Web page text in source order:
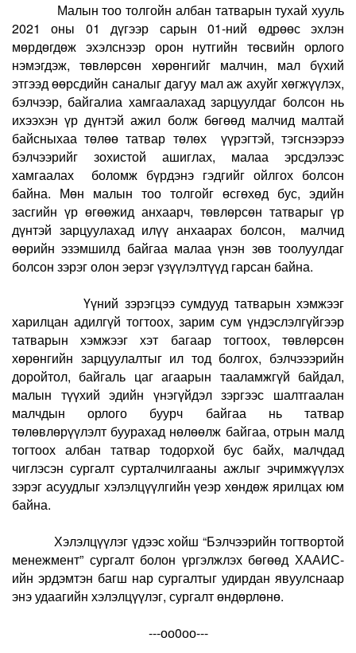
Малын тоо толгойн албан татварын тухай хууль
2021 оны 01 дүгээр сарын 01-ний өдрөөс эхлэн
мөрдөгдөж эхэлснээр орон нутгийн төсвийн орлого
нэмэгдэж, төвлөрсөн хөрөнгийг малчин, мал бүхий
этгээд өөрсдийн саналыг дагуу мал аж ахуйг хөгжүүлэх,
бэлчээр, байгалиа хамгаалахад зарцуулдаг болсон нь
ихээхэн үр дүнтэй ажил болж бөгөөд малчид малтай
байсныхаа төлөө татвар төлөх үүрэгтэй, тэгснээрээ
бэлчээрийг зохистой ашиглах, малаа эрсдэлээс
хамгаалах боломж бүрдэнэ гэдгийг ойлгох болсон
байна. Мөн малын тоо толгойг өсгөхөд бус, эдийн
засгийн үр өгөөжид анхаарч, төвлөрсөн татварыг үр
дүнтэй зарцуулахад илүү анхаарах болсон, малчид
өөрийн эзэмшилд байгаа малаа үнэн зөв тоолуулдаг
болсон зэрэг олон эерэг үзүүлэлтүүд гарсан байна.
Үүний зэрэгцээ сумдууд татварын хэмжээг
харилцан адилгүй тогтоох, зарим сум үндэслэлгүйгээр
татварын хэмжээг хэт багаар тогтоох, төвлөрсөн
хөрөнгийн зарцуулалтыг ил тод болгох, бэлчэээрийн
доройтол, байгаль цаг агаарын тааламжгүй байдал,
малын түүхий эдийн үнэгүйдэл зэргээс шалтгаалан
малчдын орлого буурч байгаа нь татвар
төлөвлөрүүлэлт буурахад нөлөөлж байгаа, отрын малд
тогтоох албан татвар тодорхой бус байх, малчдад
чиглэсэн сургалт сурталчилгааны ажлыг эчримжүүлэх
зэрэг асуудлыг хэлэлцүүлгийн үеэр хөндөж ярилцах юм
байна.
Хэлэлцүүлэг үдээс хойш “Бэлчээрийн тогтвортой
менежмент” сургалт болон үргэлжлэх бөгөөд ХААИС-
ийн эрдэмтэн багш нар сургалтыг удирдан явуулснаар
энэ удаагийн хэлэлцүүлэг, сургалт өндөрлөнө.
---оо0оо---